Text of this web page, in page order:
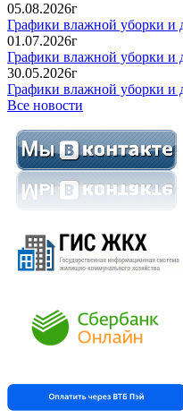
05.08.2026г
Графики влажной уборки и
01.07.2026г
Графики влажной уборки и
30.05.2026г
Графики влажной уборки и
Все новости